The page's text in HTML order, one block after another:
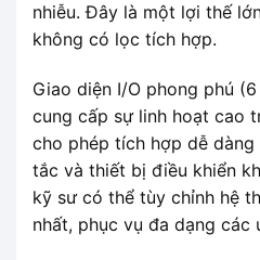
nhiễu. Đây là một lợi thế
không có lọc tích hợp.
Giao diện I/O phong phú (6
cung cấp sự linh hoạt cao
cho phép tích hợp dễ
tắc và thiết bị điều khiển
kỹ sư có thể tùy chỉnh hệ
nhất, phục vụ đa dạng các